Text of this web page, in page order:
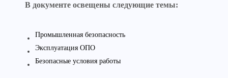
В документе освещены следующие темы:
Промышленная безопасность
Эксплуатация ОПО
Безопасные условия работы